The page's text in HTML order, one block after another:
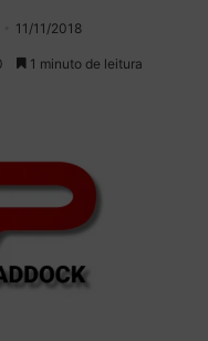
11/11/2018
1 minuto de leitura